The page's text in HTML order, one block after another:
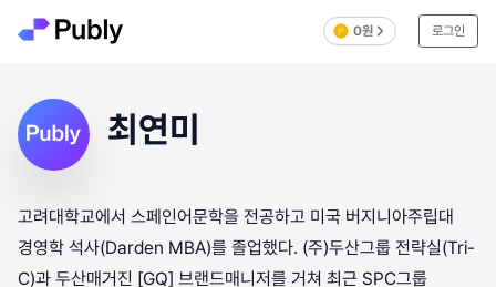
0원 로그인
최연미
고려대학교에서 스페인어문학을 전공하고 미국 버지니아주립대
경영학 석사(Darden MBA)를 졸업했다. (주)두산그룹 전략실(Tri-
C)과 두산매거진 [GQ] 브랜드매니저를 거쳐 최근 SPC그룹